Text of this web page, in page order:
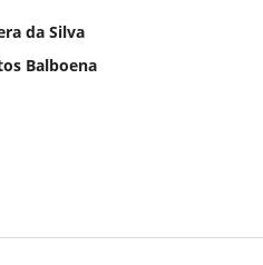
da Silva
Balboena